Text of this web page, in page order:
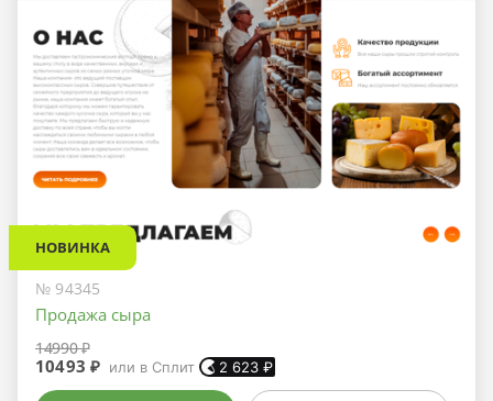
НОВИНКА
№ 94345
Продажа сыра
14990 ₽
10493 ₽ или в Сплит 2 623 ₽